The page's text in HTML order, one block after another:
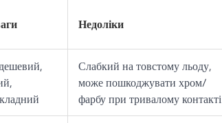
Недоліки
Слабкий на товстому льоду,
може пошкоджувати хром/
фарбу при тривалому контакті